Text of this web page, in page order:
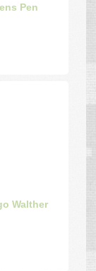
Pen
Walther